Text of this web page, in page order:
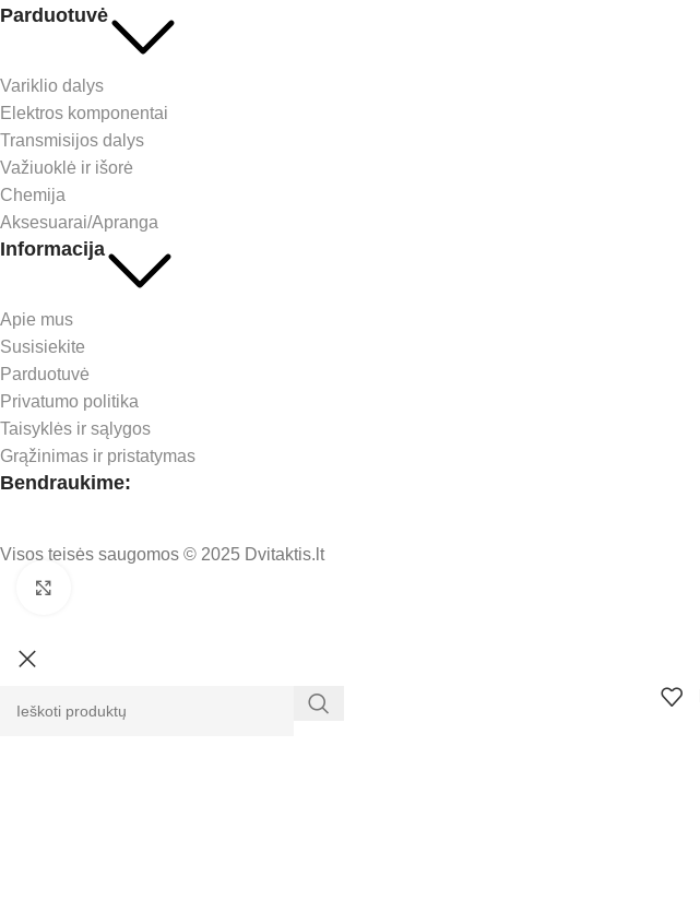
Parduotuvė
Variklio dalys
Elektros komponentai
Transmisijos dalys
Važiuoklė ir išorė
Chemija
Aksesuarai/Apranga
Informacija
Apie mus
Susisiekite
Parduotuvė
Privatumo politika
Taisyklės ir sąlygos
Grąžinimas ir pristatymas
Bendraukime:
Visos teisės saugomos © 2025 Dvitaktis.lt